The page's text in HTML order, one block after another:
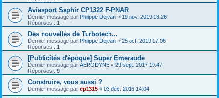
Aviasport Saphir CP1322 F-PNAR
Dernier message par Philippe Dejean « 19 nov. 2019 18:26
Réponses : 1
Des nouvelles de Turbotech...
Dernier message par Philippe Dejean « 25 oct. 2019 17:06
Réponses : 1
[Publicités d'époque] Super Emeraude
Dernier message par AERODYNE « 29 sept. 2017 19:47
Réponses : 9
Construire, vous aussi ?
Dernier message par cp1315 « 03 déc. 2016 14:04